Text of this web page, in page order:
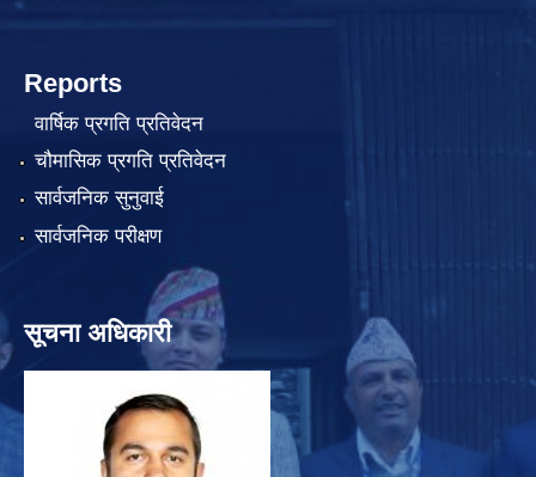
Reports
वार्षिक प्रगति प्रतिवेदन
चौमासिक प्रगति प्रतिवेदन
सार्वजनिक सुनुवाई
सार्वजनिक परीक्षण
सूचना अधिकारी